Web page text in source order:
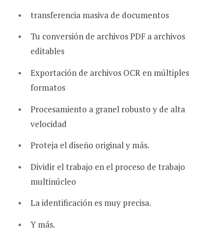
transferencia masiva de documentos
Tu conversión de archivos PDF a archivos
editables
Exportación de archivos OCR en múltiples
formatos
Procesamiento a granel robusto y de alta
velocidad
Proteja el diseño original y más.
Dividir el trabajo en el proceso de trabajo
multinúcleo
La identificación es muy precisa.
Y más.